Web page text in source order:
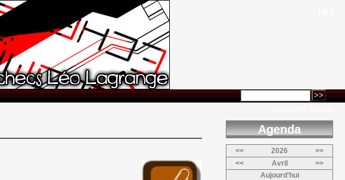
Agenda
<< 2026
>>
<<
Avril
>>
Aujourd'hui